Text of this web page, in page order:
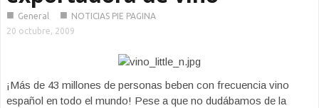
■ General ■ NOTICIAS PIE PAGINA
20 octubre, 2009
¡Más de 43 millones de personas beben con frecuencia vino
español en todo el mundo! Pese a que no dudábamos de la